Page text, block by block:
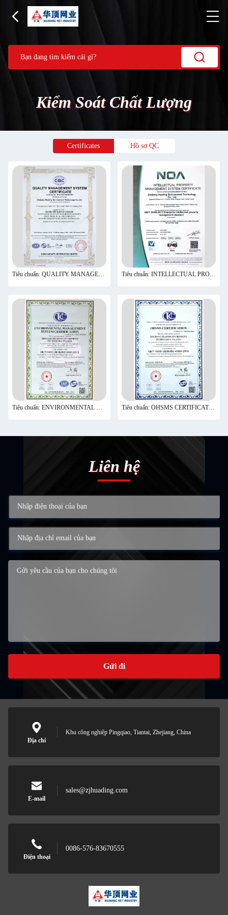
Kiểm Soát Chất Lượng
Certificates Hồ sơ QC
Tiêu chuẩn: QUALITY MANAGEMENT SYSTEMCERTIFICATE Tiêu chuẩn: INTELLECTUAL PROPERTYMANAGEMENT SYSTEM CERTIFICATE
Tiêu chuẩn: ENVIRONMENTAL MANAGEMENT SYSTEM CERTIFICATION Tiêu chuẩn: OHSMS CERTIFICATION
Liên hệ
Gửi đi
Địa chỉ
Khu công nghiệp Pingqiao, Tiantai, Zhejiang, China
E-mail
sales@zjhuading.com
Điện thoại
0086-576-83670555